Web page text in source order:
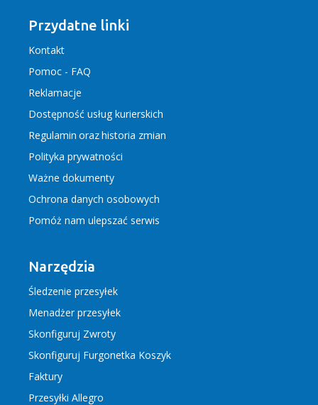
Przydatne linki
Kontakt
Pomoc - FAQ
Reklamacje
Dostępność usług kurierskich
Regulamin orazhistoria zmian
Polityka prywatności
Ważne dokumenty
Ochrona danych osobowych
Pomóż nam ulepszać serwis
Narzędzia
Śledzenie przesyłek
Menadżer przesyłek
Skonfiguruj Zwroty
Skonfiguruj Furgonetka Koszyk
Faktury
Przesyłki Allegro